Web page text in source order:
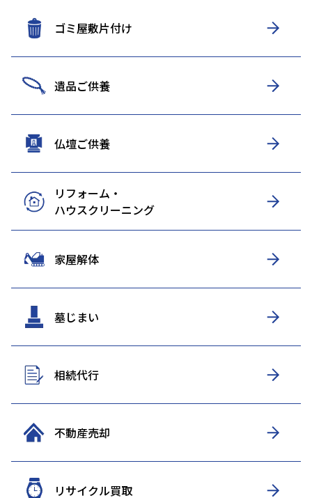
ゴミ屋敷片付け
遺品ご供養
仏壇ご供養
リフォーム・
ハウスクリーニング
家屋解体
墓じまい
相続代行
不動産売却
リサイクル買取